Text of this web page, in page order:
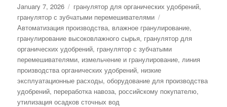
Posted
on
January 7, 2026 Categories
гранулятор для органических удобрений,
гранулятор с зубчатыми перемешивателями
Автоматизация производства, влажное гранулирование,
гранулирование высоковлажного сырья, гранулятор для
органических удобрений, гранулятор с зубчатыми
перемешивателями, измельчение и гранулирование, линия
производства органических удобрений, низкие
эксплуатационные расходы,оборудование для производства
удобрений, переработка навоза, российскому покупателю,
утилизация осадков сточных вод